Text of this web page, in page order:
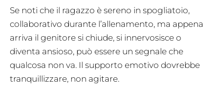
Se noti che il ragazzo è sereno in spogliatoio,
collaborativo durante l’allenamento, ma appena
arriva il genitore si chiude, si innervosisce o
diventa ansioso, può essere un segnale che
qualcosa non va. Il supporto emotivo dovrebbe
tranquillizzare, non agitare.